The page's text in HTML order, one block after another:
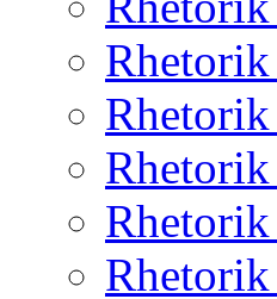
Rhetorik